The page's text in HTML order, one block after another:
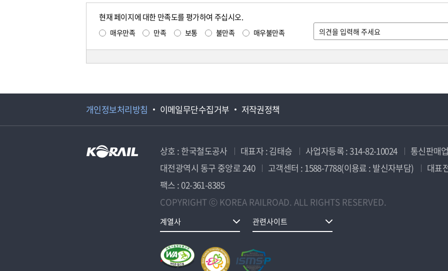
현재 페이지에 대한 만족도를 평가하여 주십시오.
매우만족 만족 보통 불만족 매우불만족
개인정보처리방침 이메일무단수집거부 저작권정책
상호 : 한국철도공사 대표자 : 김태승 사업자등록 : 314-82-10024
통신판매
대전광역시 동구 중앙로 240
고객센터 : 1588-7788(이용료 : 발신자부담)
대표
팩스 : 02-361-8385
COPYRIGHT ⓒ KOREA RAILROAD. ALL RIGHTS RESERVED.
계열사 관련사이트